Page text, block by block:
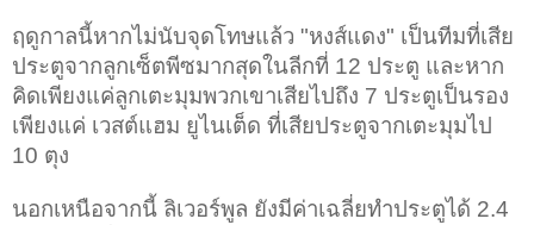
ฤดูกาลนี้หากไม่นับจุดโทษแล้ว "หงส์แดง" เป็นทีมที่เสีย
ประตูจากลูกเซ็ตพีซมากสุดในลีกที่ 12 ประตู และหาก
คิดเพียงแค่ลูกเตะมุมพวกเขาเสียไปถึง 7 ประตูเป็นรอง
เพียงแค่ เวสต์แฮม ยูไนเต็ด ที่เสียประตูจากเตะมุมไป
10 ตุง
นอกเหนือจากนี้ ลิเวอร์พูล ยังมีค่าเฉลี่ยทำประตูได้ 2.4